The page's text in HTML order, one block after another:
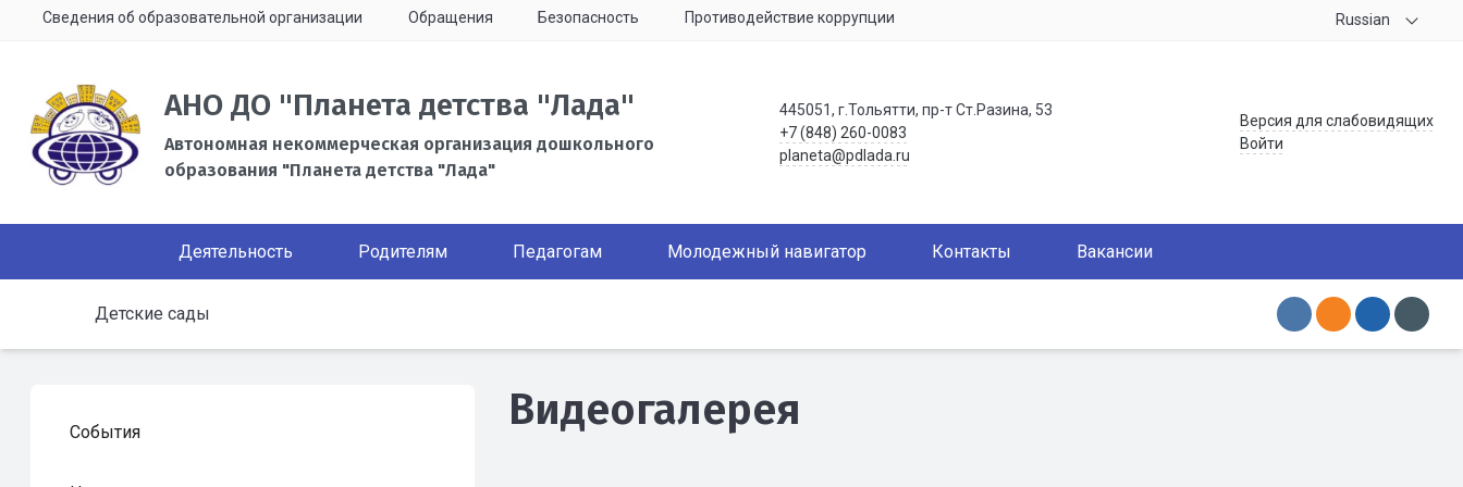
Сведения об образовательной организации Обращения Безопасность Противодействие коррупции Russian
АНО ДО "Планета детства "Лада"
Автономная некоммерческая организация дошкольного
образования "Планета детства "Лада"
445051, г.Тольятти, пр-т Ст.Разина, 53
+7 (848) 260-0083
planeta@pdlada.ru
Версия для слабовидящих
Войти
Деятельность Родителям Педагогам Молодежный навигатор Контакты Вакансии
Детские сады
События Видеогалерея